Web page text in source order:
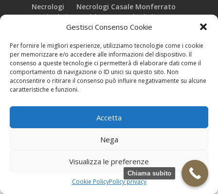
Gestisci Consenso Cookie
Per fornire le migliori esperienze, utilizziamo tecnologie come i cookie
per memorizzare e/o accedere alle informazioni del dispositivo. Il
consenso a queste tecnologie ci permetterà di elaborare dati come il
comportamento di navigazione o ID unici su questo sito. Non
acconsentire o ritirare il consenso può influire negativamente su alcune
caratteristiche e funzioni.
Accetta
Nega
Visualizza le preferenze
Cookie PolicyPolicy privacy
Necrologi
Necrologi Casale Monferrato
Necrologi Alessandria
Necrologi Piemonte
Realizzazione grafica e Copyright © zeropensieri local web -
Casale Monferrato info@zeropensieri-cloud
Chiama subito